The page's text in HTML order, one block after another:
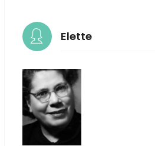
Elette